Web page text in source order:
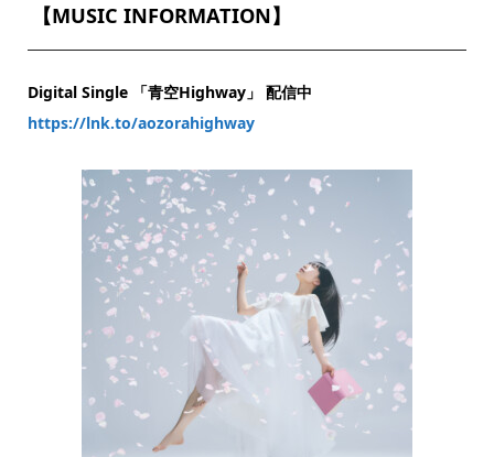
【MUSIC INFORMATION】
Digital Single 「青空Highway」 配信中
https://lnk.to/aozorahighway